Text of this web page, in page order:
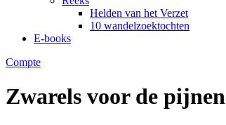
Helden van het Verzet
10 wandelzoektochten
E-books
Compte
Zwarels voor de pijnen